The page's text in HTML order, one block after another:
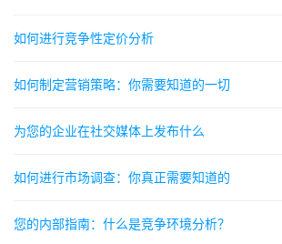
如何进行竞争性定价分析
如何制定营销策略：你需要知道的一切
为您的企业在社交媒体上发布什么
如何进行市场调查：你真正需要知道的
您的内部指南：什么是竞争环境分析？